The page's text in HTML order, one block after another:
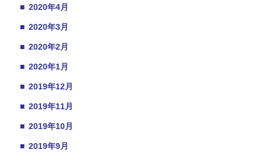
■ 2020年4月
■ 2020年3月
■ 2020年2月
■ 2020年1月
■ 2019年12月
■ 2019年11月
■ 2019年10月
■ 2019年9月